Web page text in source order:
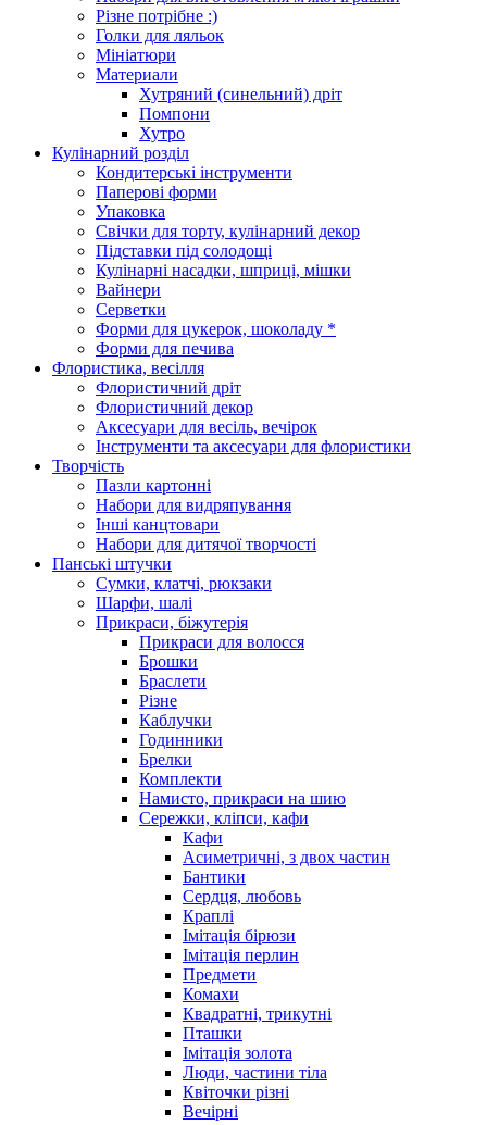
Різне потрібне :)
Голки для ляльок
Мініатюри
Материали
Хутряний (синельний) дріт
Помпони
Хутро
Кулінарний розділ
Кондитерські інструменти
Паперові форми
Упаковка
Свічки для торту, кулінарний декор
Підставки під солодощі
Кулінарні насадки, шприці, мішки
Вайнери
Серветки
Форми для цукерок, шоколаду *
Форми для печива
Флористика, весілля
Флористичний дріт
Флористичний декор
Аксесуари для весіль, вечірок
Інструменти та аксесуари для флористики
Творчість
Пазли картонні
Набори для видряпування
Інші канцтовари
Набори для дитячої творчості
Панські штучки
Сумки, клатчі, рюкзаки
Шарфи, шалі
Прикраси, біжутерія
Прикраси для волосся
Брошки
Браслети
Різне
Каблучки
Годинники
Брелки
Комплекти
Намисто, прикраси на шию
Сережки, кліпси, кафи
Кафи
Асиметричні, з двох частин
Бантики
Сердця, любовь
Краплі
Імітація бірюзи
Імітація перлин
Предмети
Комахи
Квадратні, трикутні
Пташки
Імітація золота
Люди, частини тіла
Квіточки різні
Вечірні